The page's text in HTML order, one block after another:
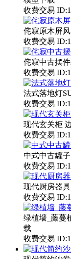
收费交易
侘寂原木屏
收费交易
侘寂中古摆
收费交易
法式落地灯
收费交易
现代玄关柜
收费交易
中式中古罐
收费交易
现代厨房器
收费交易
绿植墙_藤蔓
载
收费交易